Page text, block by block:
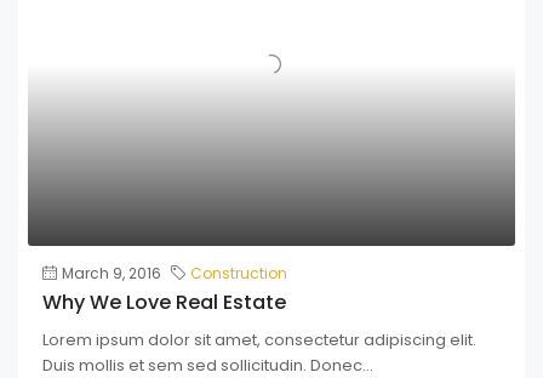
March 9, 2016 Construction
Why We Love Real Estate
Lorem ipsum dolor sit amet, consectetur adipiscing elit.
Duis mollis et sem sed sollicitudin. Donec...